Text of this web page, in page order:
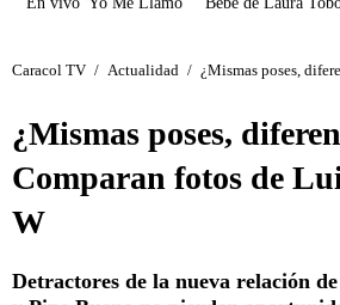
Caracol TV / Actualidad / ¿Mismas poses,
¿Mismas poses,
Comparan fotos de
W
Detractores de la nueva relación